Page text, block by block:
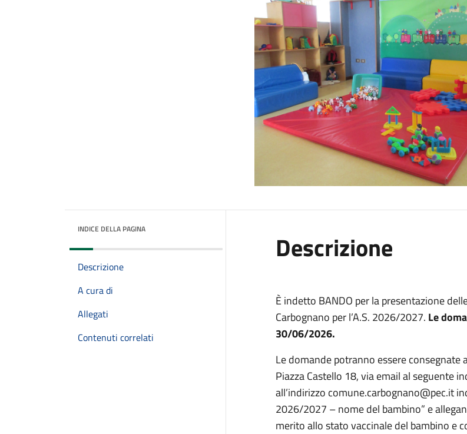
INDICE DELLA PAGINA
Descrizione
A cura di
Allegati
Contenuti correlati
Descrizione
È indetto BANDO per la presentazione
Carbognano per l’A.S. 2026/2027. Le
30/06/2026.
Le domande potranno essere consegnate
Piazza Castello 18, via email al seguente
all’indirizzo comune.carbognano@pec.it
2026/2027 – nome del bambino” e
merito allo stato vaccinale del bambino e